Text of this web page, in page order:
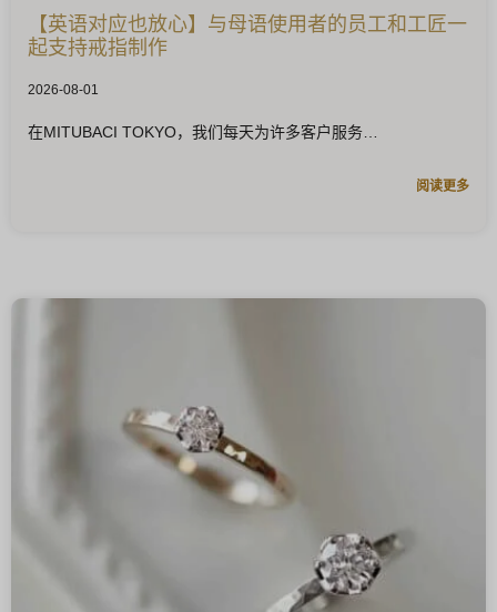
【英语对应也放心】与母语使用者的员工和工匠一
起支持戒指制作
2026-08-01
在MITUBACI TOKYO，我们每天为许多客户服务
阅读更多